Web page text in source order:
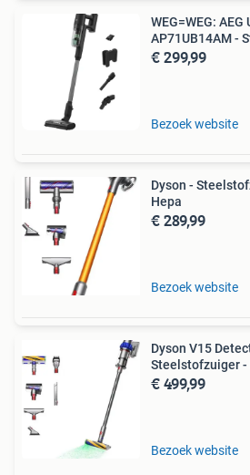
WEG=WEG:
AP71UB14AM -
€ 299,99
Bezoek website
Dyson -
Hepa
€ 289,99
Bezoek website
Dyson V15
Steelstofzuiger
€ 499,99
Bezoek website